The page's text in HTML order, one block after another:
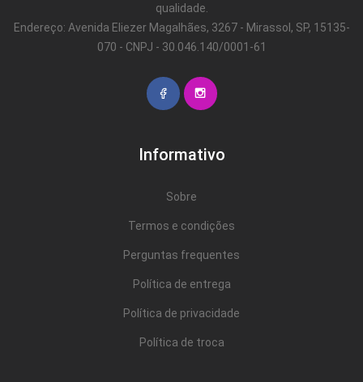
qualidade.
Endereço: Avenida Eliezer Magalhães, 3267 - Mirassol, SP, 15135-
070 - CNPJ - 30.046.140/0001-61
Informativo
Sobre
Termos e condições
Perguntas frequentes
Política de entrega
Política de privacidade
Política de troca